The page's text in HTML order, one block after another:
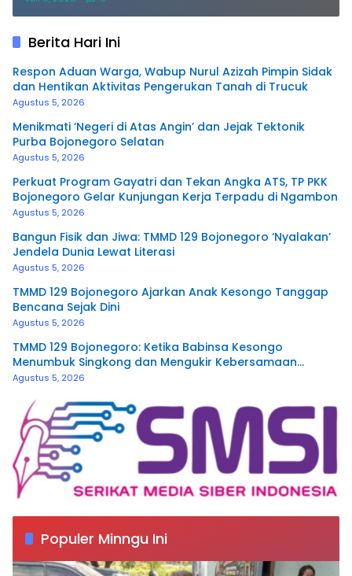
Berita Hari Ini
Respon Aduan Warga, Wabup Nurul Azizah Pimpin Sidak
dan Hentikan Aktivitas Pengerukan Tanah di Trucuk
Agustus 5, 2026
Menikmati ‘Negeri di Atas Angin’ dan Jejak Tektonik
Purba Bojonegoro Selatan
Agustus 5, 2026
Perkuat Program Gayatri dan Tekan Angka ATS, TP PKK
Bojonegoro Gelar Kunjungan Kerja Terpadu di Ngambon
Agustus 5, 2026
Bangun Fisik dan Jiwa: TMMD 129 Bojonegoro ‘Nyalakan’
Jendela Dunia Lewat Literasi
Agustus 5, 2026
TMMD 129 Bojonegoro Ajarkan Anak Kesongo Tanggap
Bencana Sejak Dini
Agustus 5, 2026
TMMD 129 Bojonegoro: Ketika Babinsa Kesongo
Menumbuk Singkong dan Mengukir Kebersamaan
dengan Warga
Agustus 5, 2026
Populer Minngu Ini